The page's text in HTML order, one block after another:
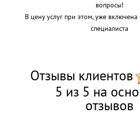
вопросы!
В цену услуг при этом, уже включена
специалиста
Отзывы клиентов
5 из 5 на
отзывов